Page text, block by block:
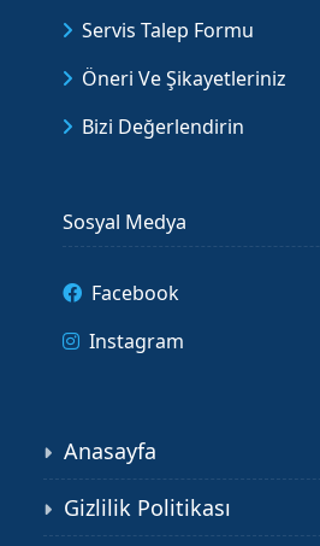
Servis Talep Formu
Öneri Ve Şikayetleriniz
Bizi Değerlendirin
Sosyal Medya
Facebook
Instagram
Anasayfa
Gizlilik Politikası